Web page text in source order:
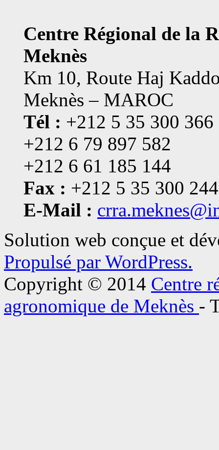
Centre Régional de la
Meknès
Km 10, Route Haj
Meknès – MAROC
Tél : +212 5 35 300 366
+212 6 79 897 582
+212 6 61 185 144
Fax : +212 5 35 300 244
E-Mail :
Solution web conçue et
Propulsé par WordPress.
Copyright © 2014 Centre
agronomique de Meknès -